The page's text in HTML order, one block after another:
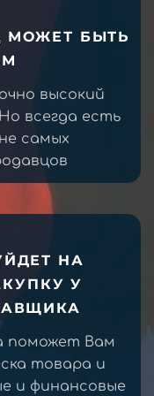
МОЖЕТ БЫТЬ
высокий
всегда есть
самых
НА
У
поможет Вам
товара и
и финансовые